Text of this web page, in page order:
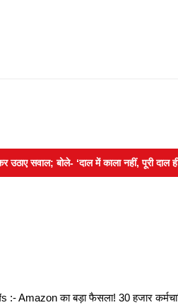
बोले- ‘दाल में काला नहीं, पूरी दाल ही
Amazon का बड़ा फैसला! 30 हजार